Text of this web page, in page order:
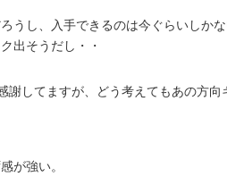
うし、入手できるのは今ぐらいしか
出そうだし・・
してますが、どう考えてもあの方
が強い。